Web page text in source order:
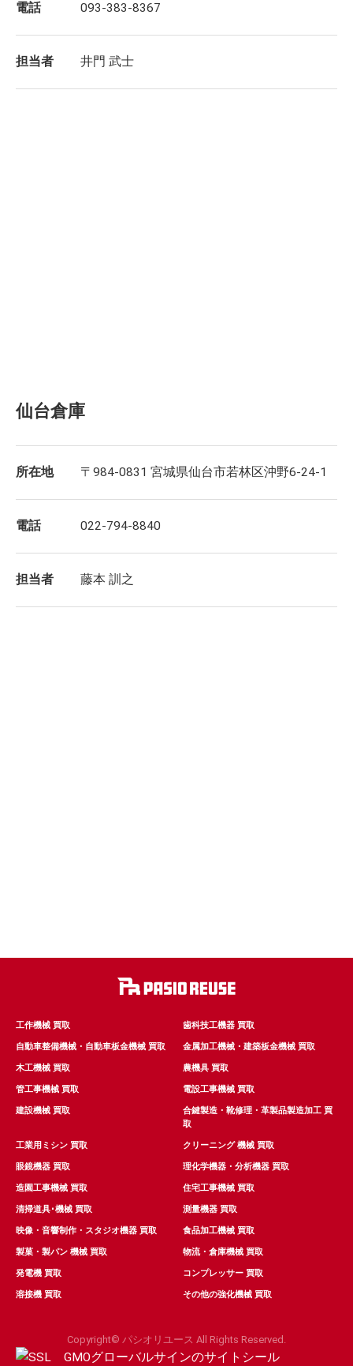
電話 093-383-8367
担当者 井門 武士
仙台倉庫
所在地 〒984-0831 宮城県仙台市若林区沖野6-24-1
電話 022-794-8840
担当者 藤本 訓之
工作機械 買取 歯科技工機器 買取
自動車整備機械・自動車板金機械 買取 金属加工機械・建築板金機械 買取
木工機械 買取 農機具 買取
管工事機械 買取 電設工事機械 買取
建設機械 買取
合鍵製造・靴修理・革製品製造加工 買
取
工業用ミシン 買取 クリーニング 機械 買取
眼鏡機器 買取 理化学機器・分析機器 買取
造園工事機械 買取 住宅工事機械 買取
清掃道具･機械 買取 測量機器 買取
映像・音響制作・スタジオ機器 買取 食品加工機械 買取
製菓・製パン 機械 買取 物流・倉庫機械 買取
発電機 買取 コンプレッサー 買取
溶接機 買取 その他の強化機械 買取
Copyright© パシオリユース All Rights Reserved.